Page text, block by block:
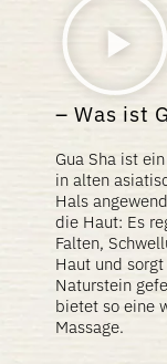
Was ist
Gua Sha ist
in alten
Hals
die Haut: Es
Falten,
Haut und
Naturstein
bietet so eine
Massage.